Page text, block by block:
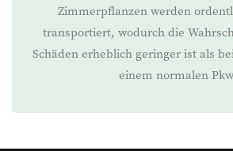
Zimmerpflanzen werden
transportiert, wodurch die
Schäden erheblich geringer ist als
einem normalen